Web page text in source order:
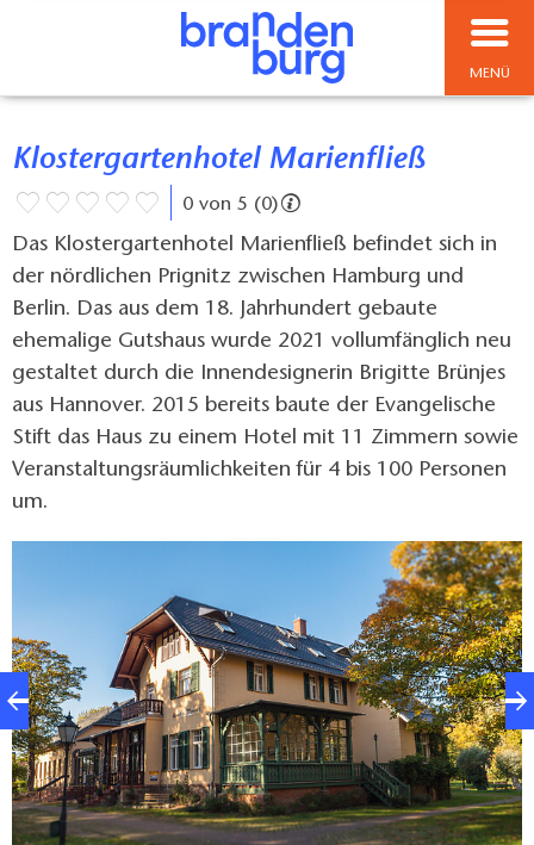
MENÜ
Klostergartenhotel Marienfließ
0 von 5 (0)
Das Klostergartenhotel Marienfließ befindet sich in
der nördlichen Prignitz zwischen Hamburg und
Berlin. Das aus dem 18. Jahrhundert gebaute
ehemalige Gutshaus wurde 2021 vollumfänglich neu
gestaltet durch die Innendesignerin Brigitte Brünjes
aus Hannover. 2015 bereits baute der Evangelische
Stift das Haus zu einem Hotel mit 11 Zimmern sowie
Veranstaltungsräumlichkeiten für 4 bis 100 Personen
um.